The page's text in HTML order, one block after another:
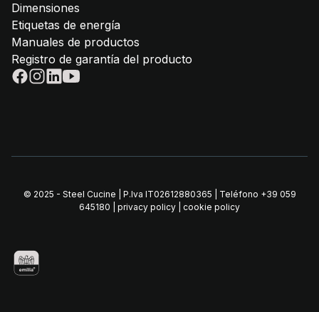
Dimensiones
Etiquetas de energía
Manuales de productos
Registro de garantía del producto
© 2025 - Steel Cucine | P.Iva IT02612880365 | Teléfono +39 059
645180
privacy policy cookie policy